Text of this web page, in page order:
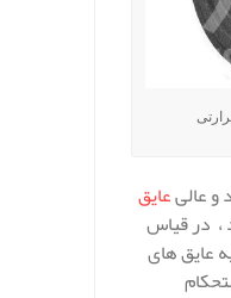
و عالیعایق
، در قیاس
عایق های